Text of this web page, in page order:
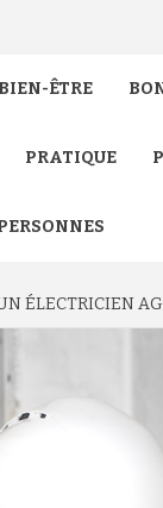
BIEN-ÊTRE
PRATIQUE
ÉLECTRICIEN